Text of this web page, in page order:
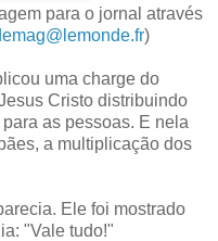
para o jornal através
)
uma charge do
Cristo distribuindo
as pessoas. E nela
a multiplicação dos
Ele foi mostrado
"Vale tudo!"